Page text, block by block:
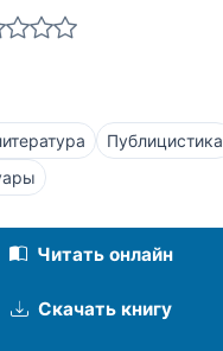
Публицистика
Читать онлайн
Скачать книгу